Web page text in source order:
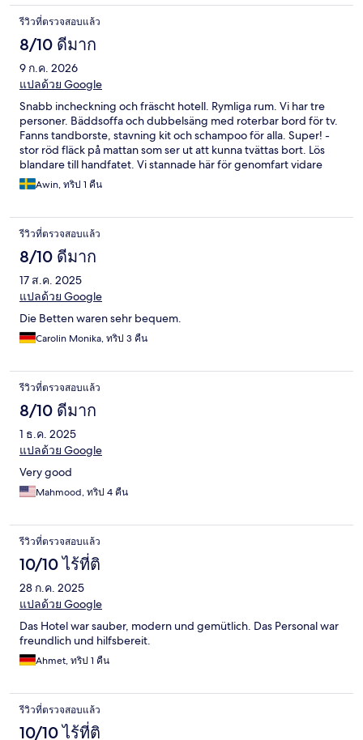
otel budur.
รีวิวที่ตรวจสอบแล้ว
8/10 ดีมาก
9 ก.ค. 2026
แปลด้วย Google
Snabb incheckning och fräscht hotell. Rymliga rum. Vi har tre
personer. Bäddsoffa och dubbelsäng med roterbar bord för tv.
Fanns tandborste, stavning kit och schampoo för alla. Super! -
stor röd fläck på mattan som ser ut att kunna tvättas bort. Lös
blandare till handfatet. Vi stannade här för genomfart vidare
norrut mot Leipzig, bra läge. Parkeringshus nerstängt pga
renovering men fanns parkering på gatan. OBS Går inte att köra
Awin, ทริป 1 คืน
รีวิวที่ตรวจสอบแล้ว
8/10 ดีมาก
17 ส.ค. 2025
แปลด้วย Google
Die Betten waren sehr bequem.
Carolin Monika, ทริป 3 คืน
รีวิวที่ตรวจสอบแล้ว
8/10 ดีมาก
1 ธ.ค. 2025
แปลด้วย Google
Very good
Mahmood, ทริป 4 คืน
รีวิวที่ตรวจสอบแล้ว
10/10 ไร้ที่ติ
28 ก.ค. 2025
แปลด้วย Google
Das Hotel war sauber, modern und gemütlich. Das Personal war
freundlich und hilfsbereit.
Ahmet, ทริป 1 คืน
รีวิวที่ตรวจสอบแล้ว
10/10 ไร้ที่ติ